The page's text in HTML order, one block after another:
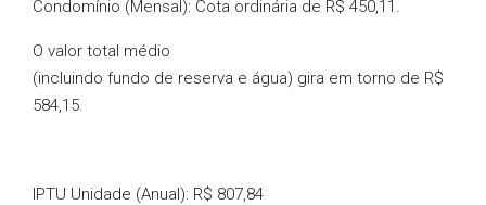
Condomínio (Mensal): Cota ordinária de R$ 450,11.
O valor total médio
(incluindo fundo de reserva e água) gira em torno de R$
584,15.
IPTU Unidade (Anual): R$ 807,84